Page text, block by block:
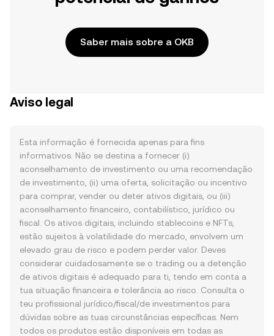
Saber mais sobre a OKB
Aviso legal
Esta informação é fornecida apenas para fins
informativos. Não se destina a fornecer (i)
aconselhamento de investimento ou uma recomendação
de investimento, (ii) uma oferta, solicitação ou incentivo
para comprar, vender ou deter ativos digitais, ou (iii)
aconselhamento financeiro, contabilístico, jurídico ou
fiscal. Os ativos digitais, incluindo stablecoins e NFTs,
estão sujeitos à volatilidade do mercado, envolvem um
elevado grau de risco e podem perder valor. Deves
considerar cuidadosamente se o trading ou a detenção
de ativos digitais é adequado para ti, tendo em conta a
tua situação financeira e tolerância ao risco. Consulta o
teu profissional jurídico/fiscal/de investimentos para
dúvidas sobre as tuas circunstâncias específicas. Nem
todos os produtos estão disponíveis em todas as